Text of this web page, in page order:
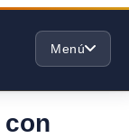
Menú
con